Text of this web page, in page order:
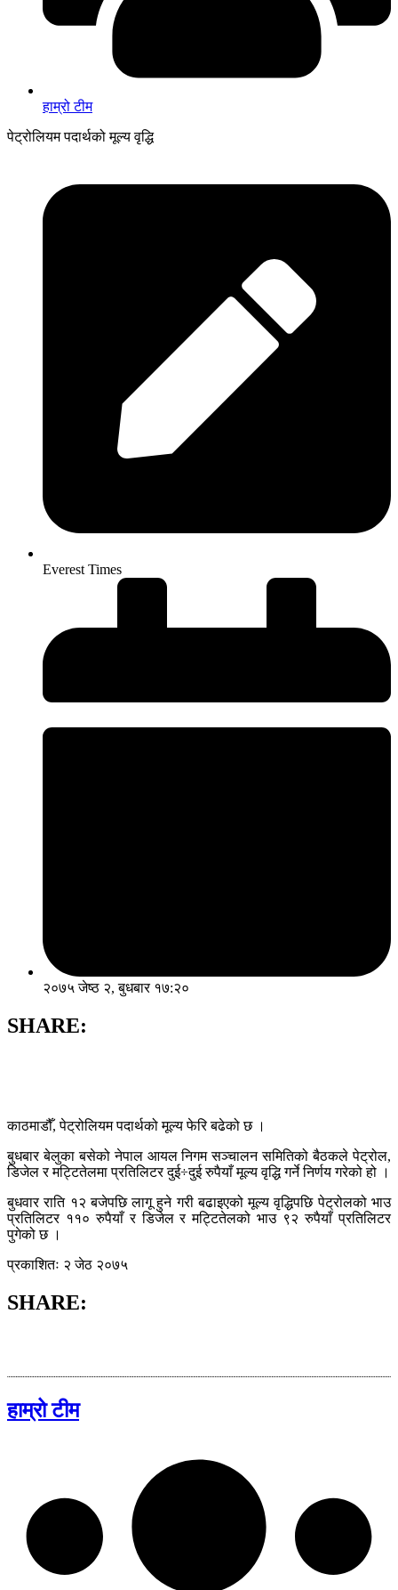
हाम्रो टीम
पेट्रोलियम पदार्थको मूल्य वृद्धि
Everest Times
२०७५ जेष्ठ २, बुधबार १७:२०
SHARE:
काठमाडौँ, पेट्रोलियम पदार्थको मूल्य फेरि बढेको छ ।
बुधबार बेलुका बसेको नेपाल आयल निगम सञ्चालन समितिको बैठकले पेट्रोल,
डिजेल र मट्टितेलमा प्रतिलिटर दुई÷दुई रुपैयाँ मूल्य वृद्धि गर्ने निर्णय गरेको हो ।
बुधवार राति १२ बजेपछि लागू हुने गरी बढाइएको मूल्य वृद्धिपछि पेट्रोलको भाउ
प्रतिलिटर ११० रुपैयाँ र डिजेल र मट्टितेलको भाउ ९२ रुपैयाँ प्रतिलिटर
पुगेको छ ।
प्रकाशितः २ जेठ २०७५
SHARE:
हाम्रो टीम